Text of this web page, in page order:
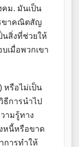
ม. มันเป็น
ขาคณิตสัญ
นสิ่งที่ช่วยให้
เมื่อพวกเขา
หรือไม่เป็น
ธีการนำไป
ามรู้ทาง
หนี้หรือขาด
การทำให้